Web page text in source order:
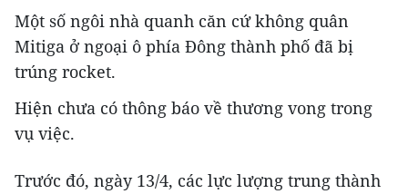
Một số ngôi nhà quanh căn cứ không quân
Mitiga ở ngoại ô phía Đông thành phố đã bị
trúng rocket.
Hiện chưa có thông báo về thương vong trong
vụ việc.
Trước đó, ngày 13/4, các lực lượng trung thành